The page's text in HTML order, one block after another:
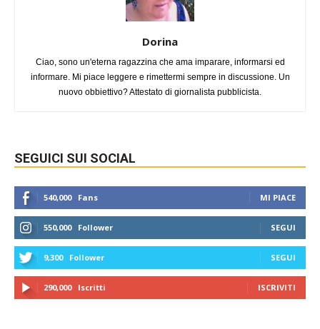
Dorina
Ciao, sono un'eterna ragazzina che ama imparare, informarsi ed
informare. Mi piace leggere e rimettermi sempre in discussione. Un
nuovo obbiettivo? Attestato di giornalista pubblicista.
SEGUICI SUI SOCIAL
540,000 Fans MI PIACE
550,000 Follower SEGUI
9,300 Follower SEGUI
290,000 Iscritti ISCRIVITI